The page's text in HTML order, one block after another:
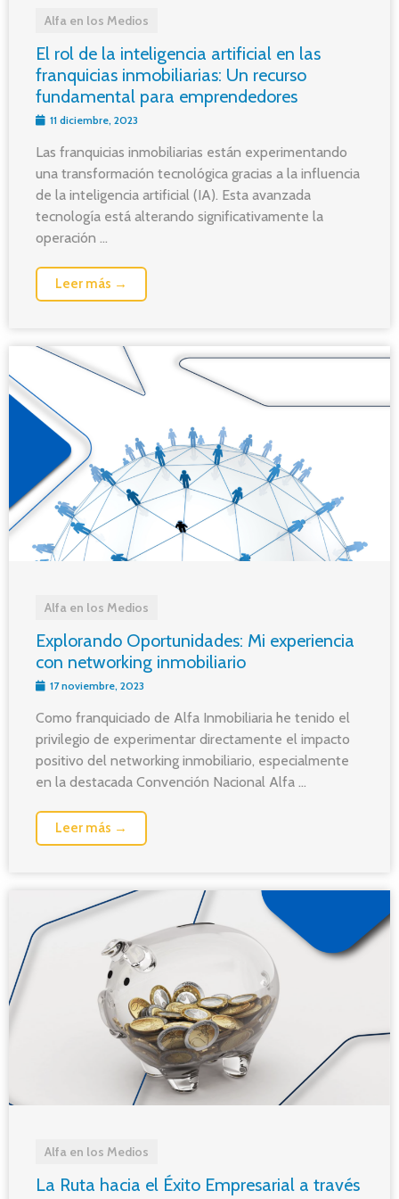
Alfa en los Medios
El rol de la inteligencia artificial en las
franquicias inmobiliarias: Un recurso
fundamental para emprendedores
11 diciembre, 2023
Las franquicias inmobiliarias están experimentando
una transformación tecnológica gracias a la influencia
de la inteligencia artificial (IA). Esta avanzada
tecnología está alterando significativamente la
operación ...
Leer más →
Alfa en los Medios
Explorando Oportunidades: Mi experiencia
con networking inmobiliario
17 noviembre, 2023
Como franquiciado de Alfa Inmobiliaria he tenido el
privilegio de experimentar directamente el impacto
positivo del networking inmobiliario, especialmente
en la destacada Convención Nacional Alfa ...
Leer más →
Alfa en los Medios
La Ruta hacia el Éxito Empresarial a través